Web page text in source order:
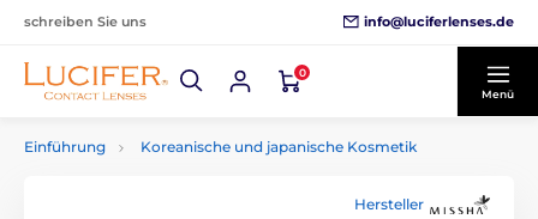
schreiben Sie uns info@luciferlenses.de
0
Menü
Einführung Koreanische und japanische Kosmetik
Hersteller